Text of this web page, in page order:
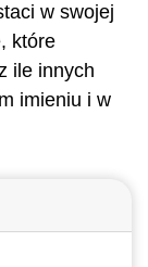
w swojej
które
ile innych
imieniu i w